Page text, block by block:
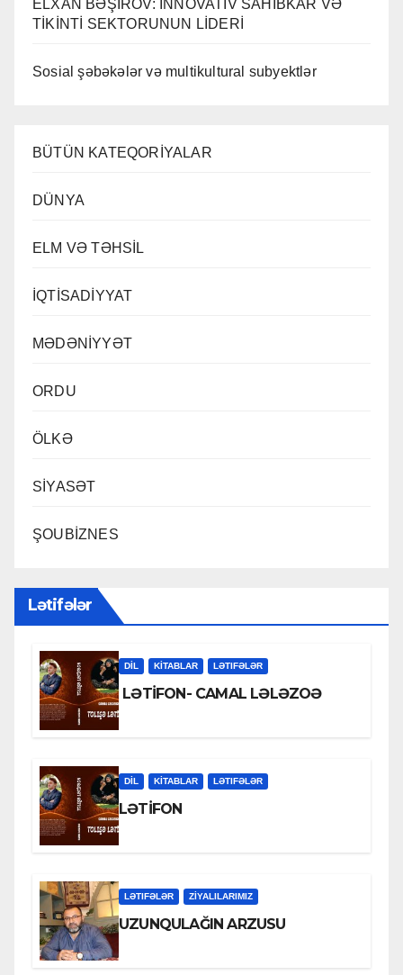
ELXAN BƏŞIROV: İNNOVATİV SAHİBKAR VƏ
TİKİNTİ SEKTORUNUN LİDERİ
Sosial şəbəkələr və multikultural subyektlər
BÜTÜN KATEQORİYALAR
DÜNYA
ELM VƏ TƏHSİL
İQTİSADİYYAT
MƏDƏNİYYƏT
ORDU
ÖLKƏ
SİYASƏT
ŞOUBİZNES
Lətifələr
DİL KİTABLAR LƏTIFƏLƏR
LƏTİFON- CAMAL LƏLƏZOƏ
DİL KİTABLAR LƏTIFƏLƏR
LƏTİFON
LƏTIFƏLƏR ZİYALILARIMIZ
UZUNQULAĞIN ARZUSU